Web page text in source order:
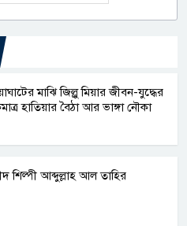
মাঝি জিল্লু মিয়ার জীবন-যুদ্ধের
হাতিয়ার বৈঠা আর ভাঙ্গা নৌকা
শিল্পী আব্দুল্লাহ আল তাহির